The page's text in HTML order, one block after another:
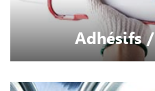
Adhésifs